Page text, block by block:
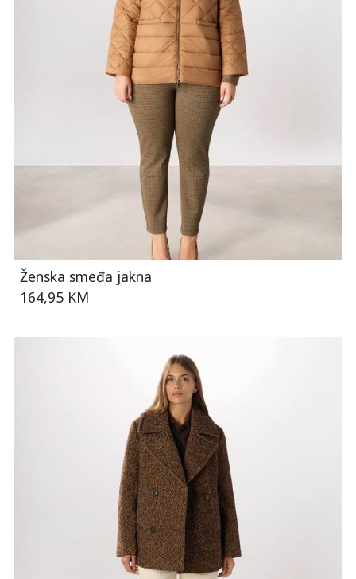
Ženska smeđa jakna
164,95 KM